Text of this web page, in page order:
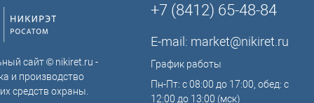
сайт © nikiret.ru -
и производство
средств охраны.
+7 (8412) 65-48-84
E-mail: market@nikiret.ru
График работы
Пн-Пт: с 08:00 до 17:00, обед: с
12:00 до 13:00 (мск)